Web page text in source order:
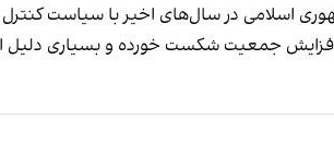
اسلامی در سال‌های اخیر با سیاست
جمعیت شکست خورده و بسیاری دلیل